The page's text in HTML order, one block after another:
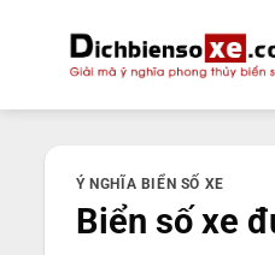
dung
Ý NGHĨA BIỂN SỐ XE
Biển số xe